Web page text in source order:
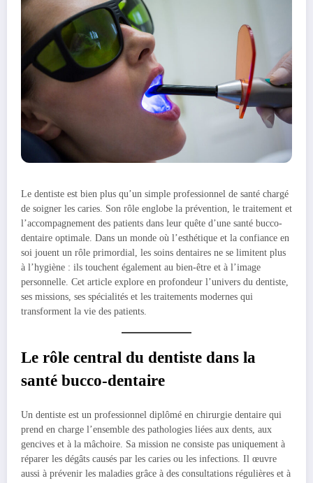
Le dentiste est bien plus qu’un simple professionnel de santé chargé
de soigner les caries. Son rôle englobe la prévention, le traitement et
l’accompagnement des patients dans leur quête d’une santé bucco-
dentaire optimale. Dans un monde où l’esthétique et la confiance en
soi jouent un rôle primordial, les soins dentaires ne se limitent plus
à l’hygiène : ils touchent également au bien-être et à l’image
personnelle. Cet article explore en profondeur l’univers du dentiste,
ses missions, ses spécialités et les traitements modernes qui
transforment la vie des patients.
Le rôle central du dentiste dans la
santé bucco-dentaire
Un dentiste est un professionnel diplômé en chirurgie dentaire qui
prend en charge l’ensemble des pathologies liées aux dents, aux
gencives et à la mâchoire. Sa mission ne consiste pas uniquement à
réparer les dégâts causés par les caries ou les infections. Il œuvre
aussi à prévenir les maladies grâce à des consultations régulières et à